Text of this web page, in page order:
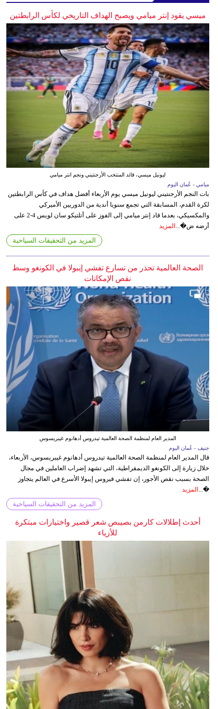
ميسي يقود إنتر ميامي ويصبح الهداف التاريخي لكأس الرابطتين
ليونيل ميسي، قائد المنتخب الأرجنتيني ونجم انتر ميامي
ميامي - عُمان اليوم
بات النجم الأرجنتيني ليونيل ميسي يوم الأربعاء أفضل هداف في كأس الرابطتين
لكرة القدم، المسابقة التي تجمع سنويا أندية من الدوريين الأميركي
والمكسيكي، بعدما قاد إنتر ميامي إلى الفوز على أتلتيكو سان لويس 4-2 على
أرضه ض�... المزيد
المزيد من التحقيقات السياحية
الصحة العالمية تحذر من تسارع تفشي إيبولا في الكونغو وسط
نقص الإمكانات
المدير العام لمنظمة الصحة العالمية تيدروس أدهانوم غيبريسوس
جنيف - عُمان اليوم
قال المدير العام لمنظمة الصحة العالمية تيدروس أدهانوم غيبريسوس، الأربعاء،
خلال زيارة إلى الكونغو الديمقراطية، التي تشهد إضراب العاملين في مجال
الصحة بسبب نقص الأجور، إن تفشي فيروس إيبولا الأسرع في العالم يتجاوز
�... المزيد
المزيد من التحقيقات السياحية
أحدث إطلالات كارمن بصيبص شعر قصير واختيارات مبتكرة
للأزياء